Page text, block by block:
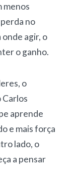
menos
no
onde agir, o
o ganho.
o
Carlos
aprende
e mais força
lado, o
a pensar